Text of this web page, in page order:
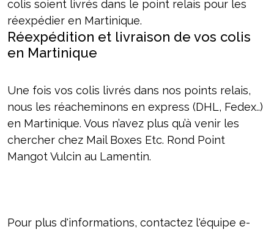
colis soient livrés dans le point relais pour les
réexpédier en Martinique.
Réexpédition et livraison de vos colis
en Martinique
Une fois vos colis livrés dans nos points relais,
nous les réacheminons en express (DHL, Fedex..)
en Martinique. Vous n’avez plus qu’à venir les
chercher chez Mail Boxes Etc. Rond Point
Mangot Vulcin au Lamentin.
Pour plus d'informations, contactez l'équipe e-